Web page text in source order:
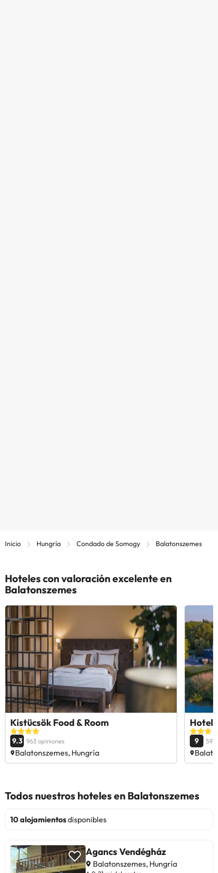
Inicio Hungría Condado de Somogy Balatonszemes
Hoteles con valoración excelente en
Balatonszemes
Kistücsök Food & Room
9.3 963 opiniones
Balatonszemes, Hungría
Hotel
9 597
Todos nuestros hoteles en Balatonszemes
10 alojamientosdisponibles
Agancs Vendégház
Balatonszemes, Hungría